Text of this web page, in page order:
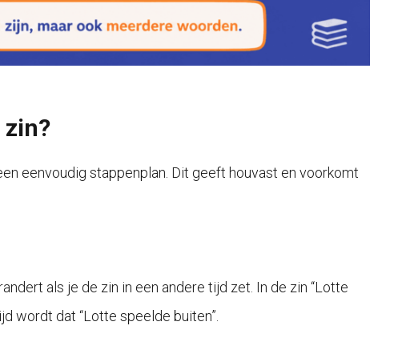
eenvoudig stappenplan. Dit geeft houvast en voorkomt
als je de zin in een andere tijd zet. In de zin “Lotte
wordt dat “Lotte speelde buiten”.